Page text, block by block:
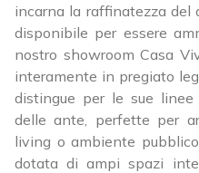
incarna la raffinatezza del
disponibile per essere
nostro showroom Casa
interamente in pregiato
distingue per le sue
delle ante, perfette per
living o ambiente
dotata di ampi spazi